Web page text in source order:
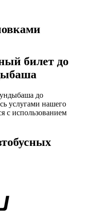
билет до
до
услугами нашего
с использованием